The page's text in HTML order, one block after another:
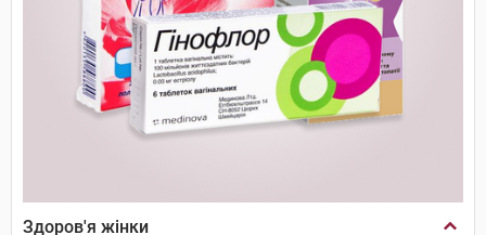
Здоров'я жінки